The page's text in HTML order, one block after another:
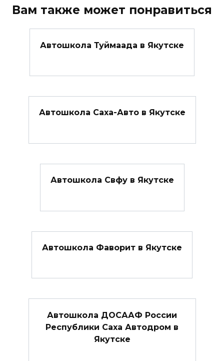
Вам также может понравиться
Автошкола Туймаада в Якутске
Автошкола Саха-Авто в Якутске
Автошкола Свфу в Якутске
Автошкола Фаворит в Якутске
Автошкола ДОСААФ России
Республики Саха Автодром в
Якутске